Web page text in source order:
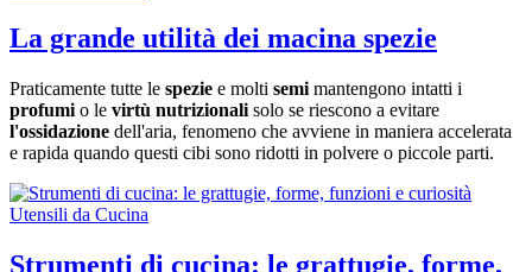
La grande utilità dei macina spezie
Praticamente tutte le spezie e molti semi mantengono intatti i
profumi o le virtù nutrizionali solo se riescono a evitare
l'ossidazione dell'aria, fenomeno che avviene in maniera accelerata
e rapida quando questi cibi sono ridotti in polvere o piccole parti.
Utensili da Cucina
Strumenti di cucina: le grattugie, forme,